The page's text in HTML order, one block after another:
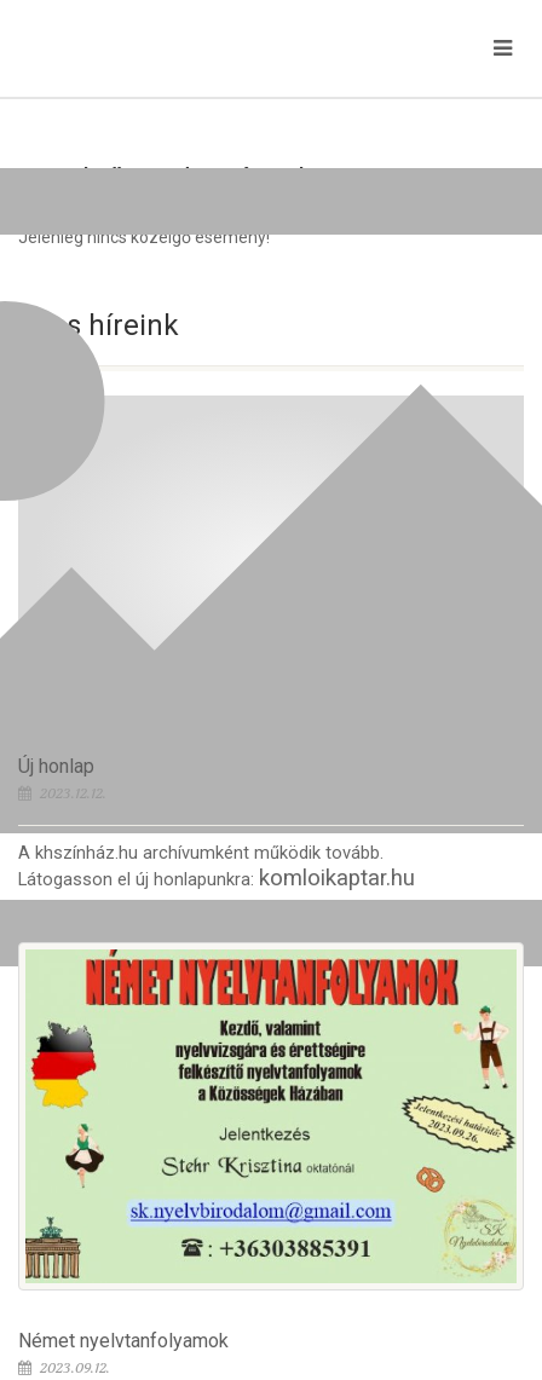
Közelgő rendezvények
Jelenleg nincs közelgő esemény!
Friss híreink
Új honlap
2023.12.12.
A khszínház.hu archívumként működik tovább.
Látogasson el új honlapunkra: komloikaptar.hu
Német nyelvtanfolyamok
2023.09.12.